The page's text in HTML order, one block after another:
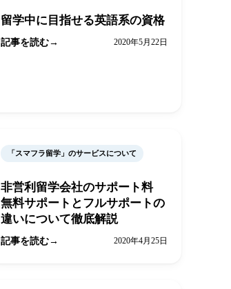
留学中に目指せる英語系の資格
記事を読む 2020年5月22日
「スマフラ留学」のサービスについて
非営利留学会社のサポート料
無料サポートとフルサポートの
違いについて徹底解説
記事を読む 2020年4月25日